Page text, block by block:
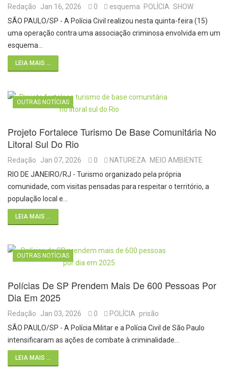
Redação Jan 16, 2026 0 esquema POLÍCIA SHOW
SÃO PAULO/SP - A Polícia Civil realizou nesta quinta-feira (15)
uma operação contra uma associação criminosa envolvida em um
esquema…
LEIA MAIS ...
OUTRAS NOTÍCIAS
Projeto Fortalece Turismo De Base Comunitária No
Litoral Sul Do Rio
Redação Jan 07, 2026 0 NATUREZA
MEIO AMBIENTE
RIO DE JANEIRO/RJ - Turismo organizado pela própria
comunidade, com visitas pensadas para respeitar o território, a
população local e…
LEIA MAIS ...
OUTRAS NOTÍCIAS
Polícias De SP Prendem Mais De 600 Pessoas Por
Dia Em 2025
Redação Jan 03, 2026 0 POLÍCIA prisão
SÃO PAULO/SP - A Polícia Militar e a Polícia Civil de São Paulo
intensificaram as ações de combate à criminalidade…
LEIA MAIS ...